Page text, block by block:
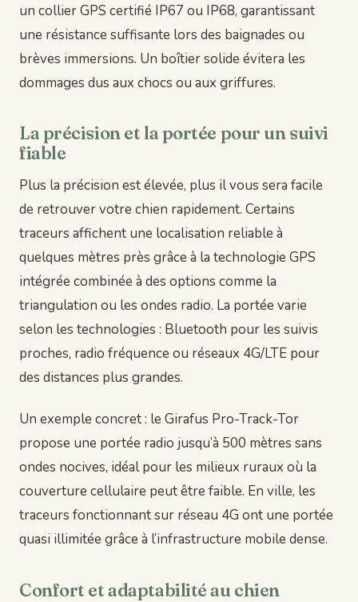
un collier GPS certifié IP67 ou IP68, garantissant
une résistance suffisante lors des baignades ou
brèves immersions. Un boîtier solide évitera les
dommages dus aux chocs ou aux griffures.
La précision et la portée pour un suivi
fiable
Plus la précision est élevée, plus il vous sera facile
de retrouver votre chien rapidement. Certains
traceurs affichent une localisation reliable à
quelques mètres près grâce à la technologie GPS
intégrée combinée à des options comme la
triangulation ou les ondes radio. La portée varie
selon les technologies : Bluetooth pour les suivis
proches, radio fréquence ou réseaux 4G/LTE pour
des distances plus grandes.
Un exemple concret : le Girafus Pro-Track-Tor
propose une portée radio jusqu’à 500 mètres sans
ondes nocives, idéal pour les milieux ruraux où la
couverture cellulaire peut être faible. En ville, les
traceurs fonctionnant sur réseau 4G ont une portée
quasi illimitée grâce à l’infrastructure mobile dense.
Confort et adaptabilité au chien